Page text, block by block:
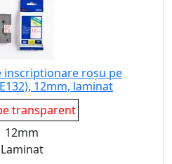
inscriptionare roșu pe
12mm, laminat
transparent
12mm
Laminat